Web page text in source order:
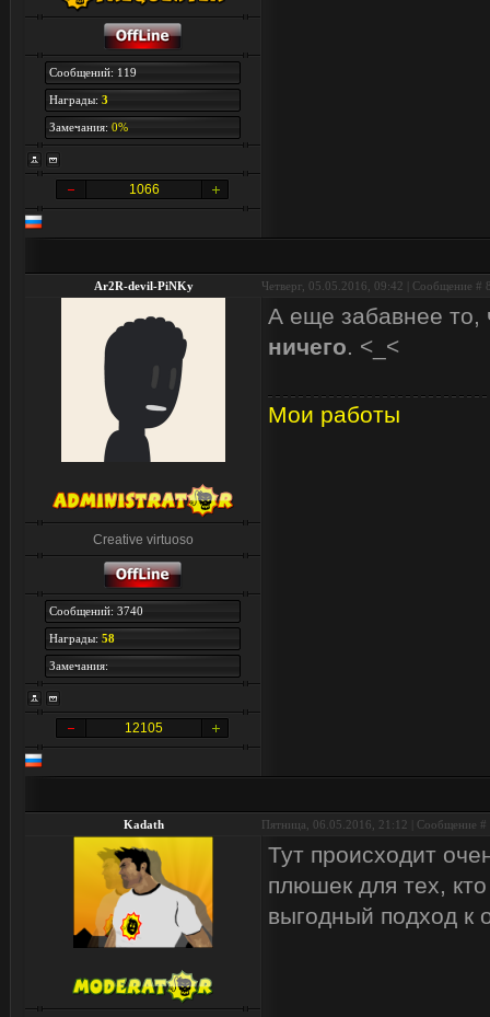
Сообщений: 119
Награды: 3
Замечания: 0%
1066
Ar2R-devil-PiNKy Четверг, 05.05.2016, 09:42 | Сообщение #
Creative virtuoso
Сообщений: 3740
Награды: 58
Замечания:
12105
А еще забавнее то,
ничего. <_<
Мои работы
Kadath Пятница, 06.05.2016, 21:12 | Сообщение #
Тут происходит
плюшек для тех,
выгодный подход к